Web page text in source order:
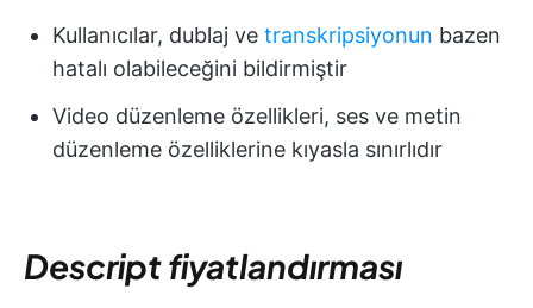
Kullanıcılar, dublaj ve transkripsiyonun bazen
hatalı olabileceğini bildirmiştir
Video düzenleme özellikleri, ses ve metin
düzenleme özelliklerine kıyasla sınırlıdır
Descript fiyatlandırması